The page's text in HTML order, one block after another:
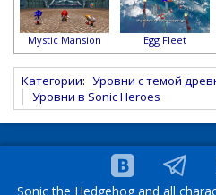
Mystic Mansion Egg Fleet
Категории: Уровни с темой
Уровни в Sonic Heroes
Sonic the Hedgehog and all